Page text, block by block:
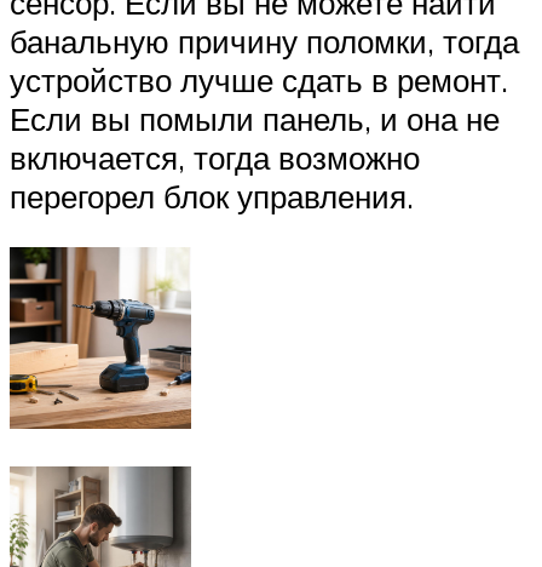
банальную причину поломки, тогда
устройство лучше сдать в ремонт.
Если вы помыли панель, и она не
включается, тогда возможно
перегорел блок управления.